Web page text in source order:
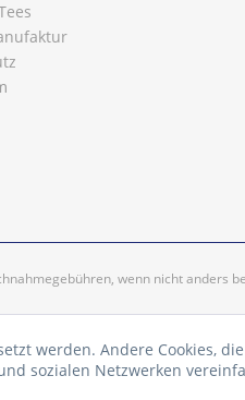
wenn nicht anders
werden. Andere Cookies,
sozialen Netzwerken